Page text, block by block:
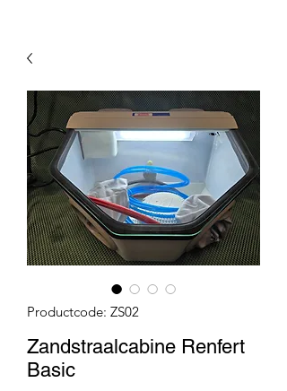
Productcode: ZS02
Zandstraalcabine Renfert
Basic